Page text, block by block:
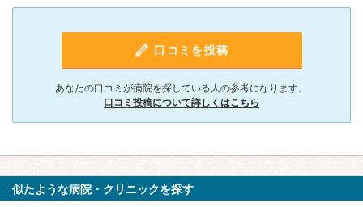
口コミを投稿
あなたの口コミが病院を探している人の参考になります。
口コミ投稿について詳しくはこちら
似たような病院・クリニックを探す